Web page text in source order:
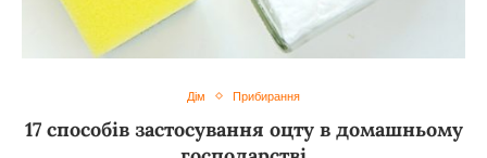
Дім Прибирання
17 способів застосування оцту в домашньому